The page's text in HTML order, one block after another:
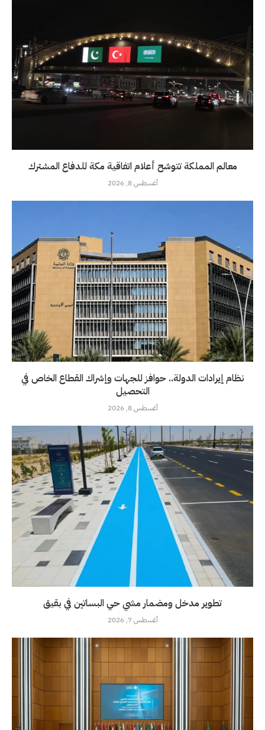
معالم المملكة تتوشح أعلام اتفاقية مكة للدفاع المشترك
أغسطس 8, 2026
نظام إيرادات الدولة.. حوافز للجهات وإشراك القطاع الخاص في
التحصيل
أغسطس 8, 2026
تطوير مدخل ومضمار مشي حي البساتين في بقيق
أغسطس 7, 2026